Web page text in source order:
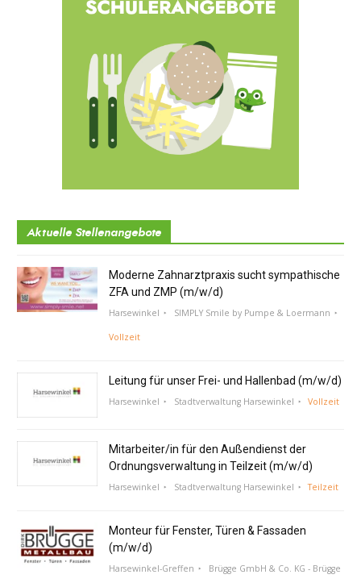
Aktuelle Stellenangebote
Moderne Zahnarztpraxis sucht sympathische
ZFA und ZMP (m/w/d)
Harsewinkel SIMPLY Smile by Pumpe & Loermann
Vollzeit
Leitung für unser Frei- und Hallenbad (m/w/d)
Harsewinkel Stadtverwaltung Harsewinkel Vollzeit
Mitarbeiter/in für den Außendienst der
Ordnungsverwaltung in Teilzeit (m/w/d)
Harsewinkel Stadtverwaltung Harsewinkel Teilzeit
Monteur für Fenster, Türen & Fassaden
(m/w/d)
Harsewinkel-Greffen Brügge GmbH & Co. KG - Brügge